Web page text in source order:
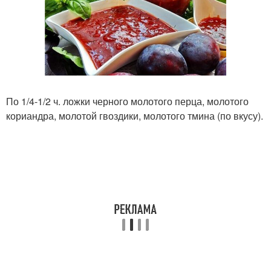
По 1/4-1/2 ч. ложки черного молотого перца, молотого
кориандра, молотой гвоздики, молотого тмина (по вкусу).